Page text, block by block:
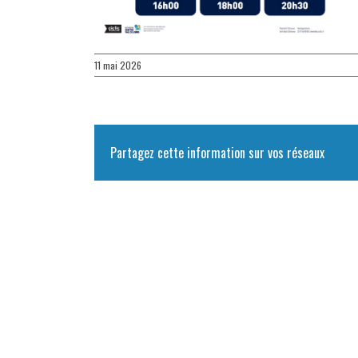
11 mai 2026
Partagez cette information sur vos réseaux